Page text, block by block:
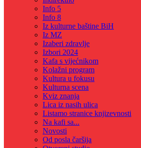
Info 5
Info 8
Iz kulturne baštine BiH
Iz MZ
Izaberi zdravlje
Izbori 2024
Kafa s vijećnikom
Kolažni program
Kultura u fokusu
Kulturna scena
Kviz znanja
Lica iz nasih ulica
Listamo stranice knjizevnosti
Na kafi sa...
Novosti
Od posla čaršija